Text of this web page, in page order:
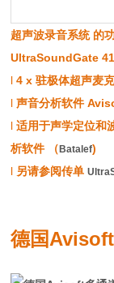
超声波录音系统 的
UltraSoundGate
l4 x 驻极体超声麦
l声音分析软件
l适用于声学定位和
析软件 （Batalef)
l 另请参阅传单
德国